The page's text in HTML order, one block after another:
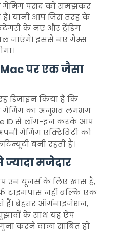
गेमिंग पसंद को समझकर
है। यानी आप जिस तरह के
के नए और ट्रेंडिंग
जाएंगे। इससे नए गेम्स
पर एक जैसा
डिजाइन किया है कि
गेमिंग का अनुभव लगभग
ID से लॉग-इन करके आप
गेमिंग एक्टिविटी को
बनी रहती है।
मजेदार
उन यूजर्स के लिए खास है,
टाइमपास नहीं बल्कि एक
हैं। बेहतर ऑर्गनाइजेशन,
के साथ यह ऐप
करने वाला साबित हो